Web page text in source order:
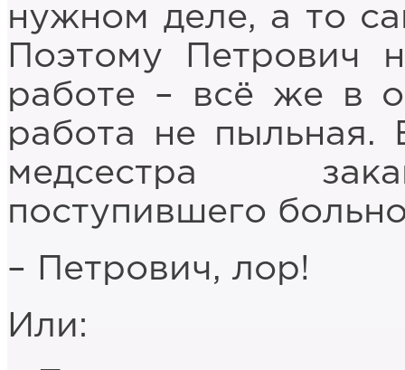
нужном деле, а то
Поэтому Петрович
работе – всё же в
работа не пыльная.
медсестра
поступившего
– Петрович, лор!
Или: